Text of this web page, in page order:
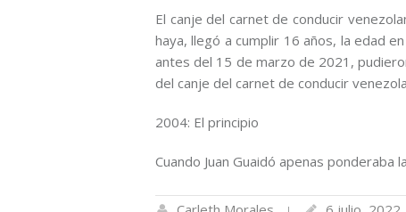
El canje del carnet de conducir
haya, llegó a cumplir 16 años, la edad
antes del 15 de marzo de 2021,
del canje del carnet de conducir
2004: El principio
Cuando Juan Guaidó apenas ponderaba